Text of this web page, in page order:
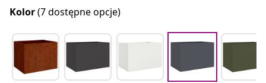
Kolor(7 dostępne opcje)